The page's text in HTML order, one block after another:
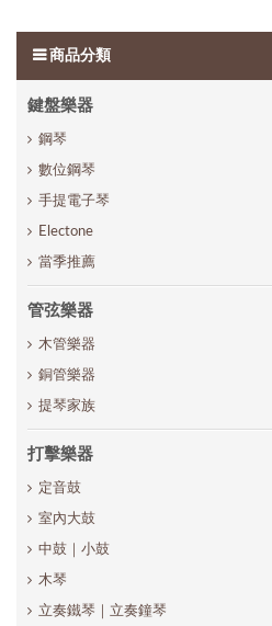
商品分類
鍵盤樂器
鋼琴
數位鋼琴
手提電子琴
Electone
當季推薦
管弦樂器
木管樂器
銅管樂器
提琴家族
打擊樂器
定音鼓
室內大鼓
中鼓｜小鼓
木琴
立奏鐵琴｜立奏鐘琴